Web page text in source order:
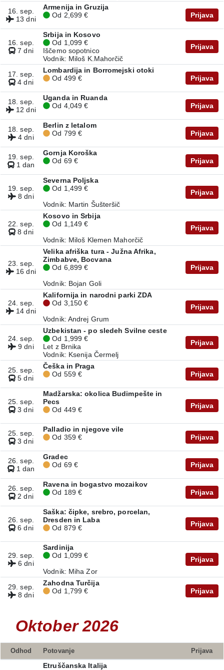
16. sep.
13 dni
Armenija in Gruzija
Od 2,699 €
Prijava
16. sep.
7 dni
Srbija in Kosovo
Od 1,099 €
Iščemo sopotnico
Vodnik: Miloš K.Mahorčič
Prijava
17. sep.
4 dni
Lombardija in Borromejski otoki
Od 499 €
Prijava
18. sep.
12 dni
Uganda in Ruanda
Od 4,049 €
Prijava
18. sep.
4 dni
Berlin z letalom
Od 799 €
Prijava
19. sep.
1 dan
Gornja Koroška
Od 69 €
Prijava
19. sep.
8 dni
Severna Poljska
Od 1,499 €
Vodnik: Martin Šušteršič
Prijava
22. sep.
8 dni
Kosovo in Srbija
Od 1,149 €
Vodnik: Miloš Klemen Mahorčič
Prijava
23. sep.
16 dni
Velika afriška tura - Južna Afrika,
Zimbabve, Bocvana
Od 6,899 €
Vodnik: Bojan Goli
Prijava
24. sep.
14 dni
Kalifornija in narodni parki ZDA
Od 3,150 €
Vodnik: Andrej Grum
Prijava
24. sep.
9 dni
Uzbekistan - po sledeh Svilne ceste
Od 1,999 €
Let z Brnika
Vodnik: Ksenija Čermelj
Prijava
25. sep.
5 dni
Češka in Praga
Od 559 €
Prijava
25. sep.
3 dni
Madžarska: okolica Budimpešte in
Pecs
Od 449 €
Prijava
25. sep.
3 dni
Palladio in njegove vile
Od 359 €
Prijava
26. sep.
1 dan
Gradec
Od 69 €
Prijava
26. sep.
2 dni
Ravena in bogastvo mozaikov
Od 189 €
Prijava
26. sep.
6 dni
Saška: čipke, srebro, porcelan,
Dresden in Laba
Od 879 €
Prijava
29. sep.
6 dni
Sardinija
Od 1,099 €
Vodnik: Miha Zor
Prijava
29. sep.
8 dni
Zahodna Turčija
Od 1,799 €
Prijava
Oktober 2026
Odhod Potovanje Prijava
Etruščanska Italija